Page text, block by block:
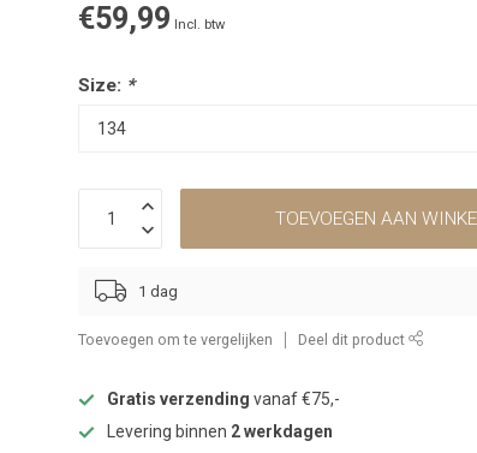
€59,99 Incl. btw
Size: *
TOEVOEGEN AAN
1 dag
Toevoegen om te vergelijken Deel dit product
Gratis verzending vanaf €75,-
Levering binnen 2 werkdagen